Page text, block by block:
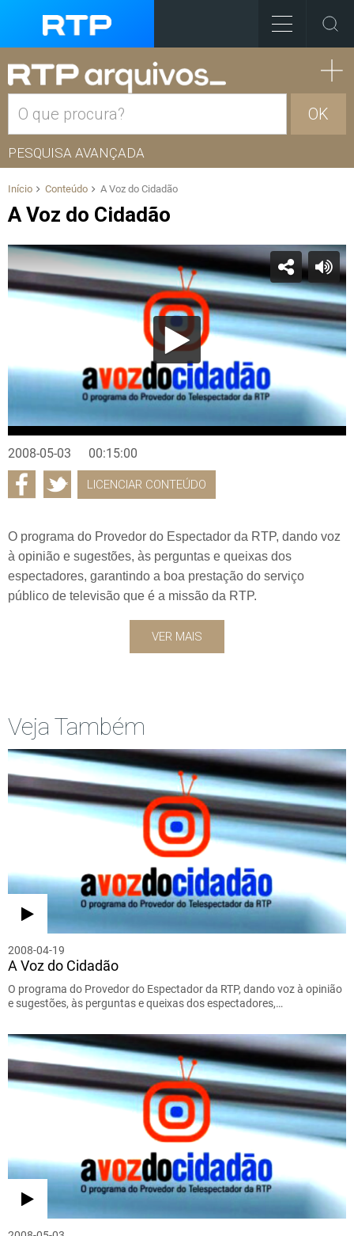
OK
PESQUISA AVANÇADA
Início Conteúdo A Voz do Cidadão
A Voz do Cidadão
2008-05-03 00:15:00
LICENCIAR CONTEÚDO
O programa do Provedor do Espectador da RTP, dando voz
à opinião e sugestões, às perguntas e queixas dos
espectadores, garantindo a boa prestação do serviço
público de televisão que é a missão da RTP.
VER MAIS
Veja Também
2008-04-19
A Voz do Cidadão
O programa do Provedor do Espectador da RTP, dando voz à opinião
e sugestões, às perguntas e queixas dos espectadores,…